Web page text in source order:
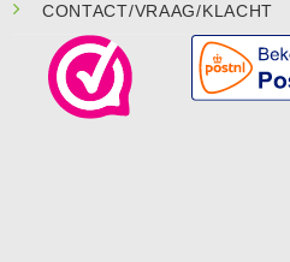
CONTACT/VRAAG/KLACHT